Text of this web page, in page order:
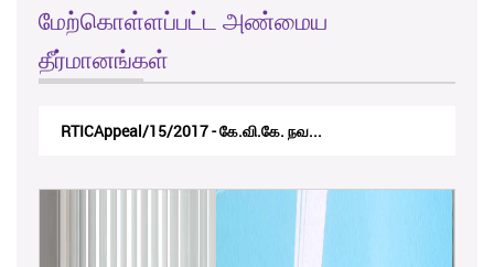
மேற்கொள்ளப்பட்ட அண்மைய
தீர்மானங்கள்
RTICAppeal/15/2017 - கே.வி.கே. நவ...